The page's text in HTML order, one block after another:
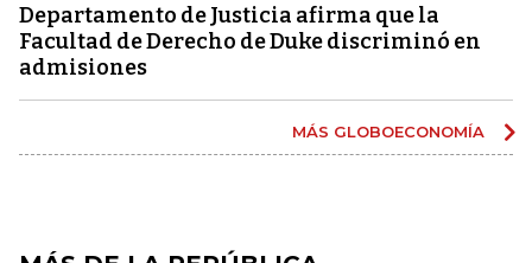
Departamento de Justicia afirma que la
Facultad de Derecho de Duke discriminó en
admisiones
MÁS GLOBOECONOMÍA